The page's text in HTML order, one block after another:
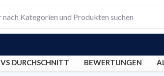
VS DURCHSCHNITT BEWERTUNGEN